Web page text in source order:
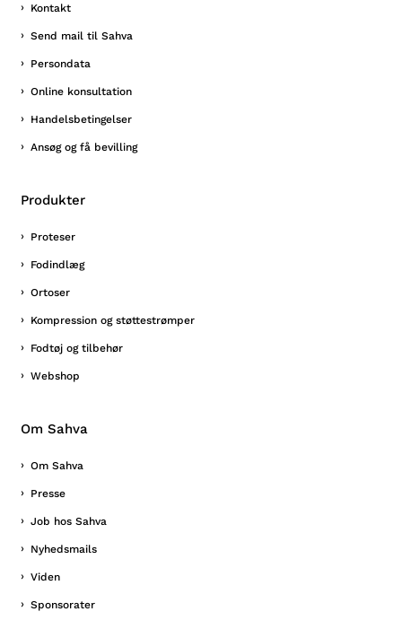
Kontakt
Send mail til Sahva
Persondata
Online konsultation
Handelsbetingelser
Ansøg og få bevilling
Produkter
Proteser
Fodindlæg
Ortoser
Kompression og støttestrømper
Fodtøj og tilbehør
Webshop
Om Sahva
Om Sahva
Presse
Job hos Sahva
Nyhedsmails
Viden
Sponsorater